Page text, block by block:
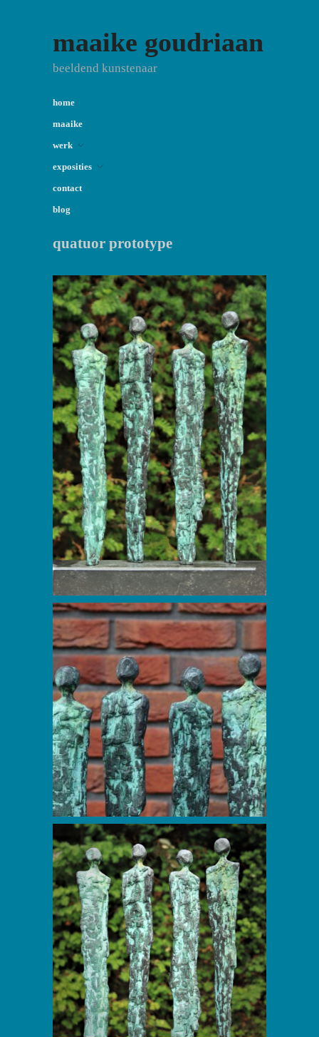
maaike goudriaan
beeldend kunstenaar
home
maaike
werk
exposities
contact
blog
quatuor prototype